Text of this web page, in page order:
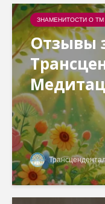
ЗНАМЕНИТОСТИ О ТМ
Отзывы